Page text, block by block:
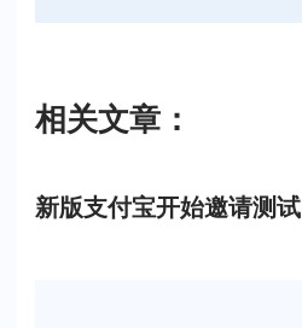
相关文章：
新版支付宝开始邀请测试